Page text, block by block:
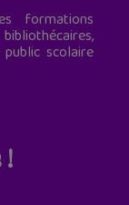
formations
scolaire
!